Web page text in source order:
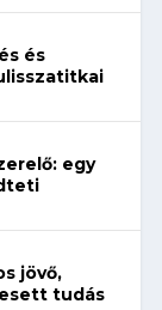
és
egy
jövő,
tudás